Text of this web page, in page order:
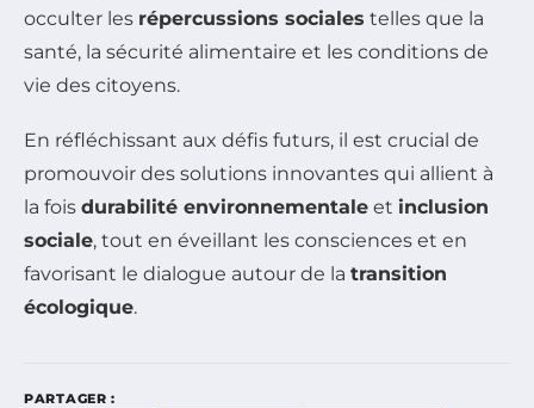
occulter les répercussions sociales telles que la
santé, la sécurité alimentaire et les conditions de
vie des citoyens.
En réfléchissant aux défis futurs, il est crucial de
promouvoir des solutions innovantes qui allient à
la fois durabilité environnementale et inclusion
sociale, tout en éveillant les consciences et en
favorisant le dialogue autour de la transition
écologique.
PARTAGER :